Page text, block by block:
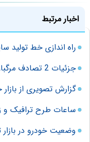
اخبار مرتبط
راه اندازی خط تولید سایپا 131 یورو 4
جزئیات 2 تصادف مرگبار امروز تهران
گزارش تصویری از
ساعات طرح ترافیک و زوج و
وضعیت خودرو در